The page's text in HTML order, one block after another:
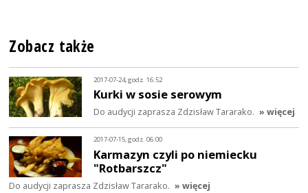
Zobacz także
2017-07-24, godz. 16:52
Kurki w sosie serowym
Do audycji zaprasza Zdzisław Tararako. » więcej
2017-07-15, godz. 06:00
Karmazyn czyli po niemiecku
"Rotbarszcz"
Do audycji zaprasza Zdzisław Tararako. » więcej